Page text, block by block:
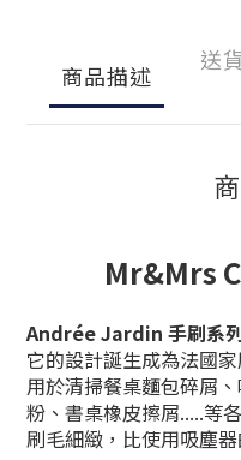
商品描述
送
Mr&Mrs
Andrée Jardin 手刷系
它的設計誕生成為法國
用於清掃餐桌麵包碎屑
粉 、 書桌橡皮擦屑.....等
刷毛細緻，比使用吸塵